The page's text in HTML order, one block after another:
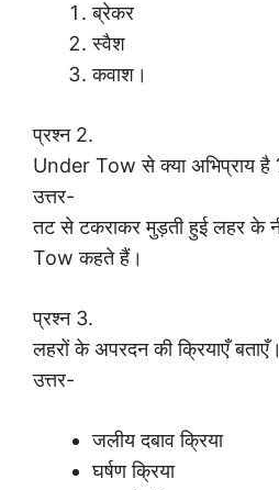
ब्रेकर
स्वैश
कवाश।
प्रश्न 2.
Under Tow से क्या अभिप्राय है
उत्तर-
तट से टकराकर मुड़ती हुई लहर के
Tow कहते हैं।
प्रश्न 3.
लहरों के अपरदन की क्रियाएँ बताएँ।
उत्तर-
जलीय दबाव क्रिया
घर्षण क्रिया